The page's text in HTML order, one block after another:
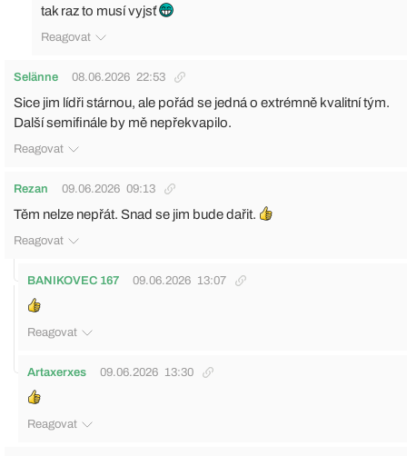
tak raz to musí vyjsť
Reagovat
Selänne 08.06.2026 22:53
Sice jim lídři stárnou, ale pořád se jedná o extrémně kvalitní tým.
Další semifinále by mě nepřekvapilo.
Reagovat
Rezan 09.06.2026 09:13
Těm nelze nepřát. Snad se jim bude dařit.
Reagovat
BANIKOVEC 167 09.06.2026 13:07
Reagovat
Artaxerxes 09.06.2026 13:30
Reagovat